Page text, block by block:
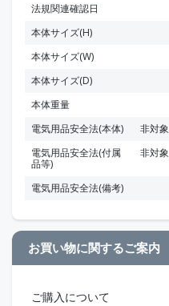
法規関連確認日
本体サイズ(H)
本体サイズ(W)
本体サイズ(D)
本体重量
電気用品安全法(本体)
非対象
電気用品安全法(付属
品等)
非対象
電気用品安全法(備考)
お買い物に関するご案内
ご購入について